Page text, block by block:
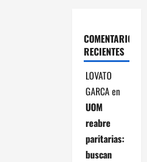
COMENTARIOS
RECIENTES
LOVATO
GARCAen
UOM
reabre
paritarias:
buscan